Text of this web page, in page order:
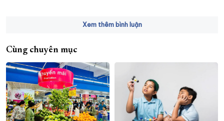
Xem thêm bình luận
Cùng chuyên mục